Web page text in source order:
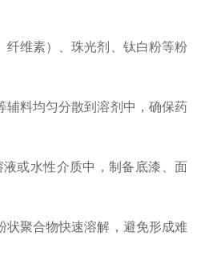
维素）、珠光剂、钛白粉等粉
料均匀分散到溶剂中，确保药
或水性介质中，制备底漆、面
聚合物快速溶解，避免形成难